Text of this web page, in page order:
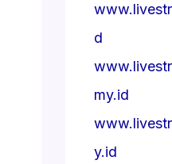
d
my.id
y.id